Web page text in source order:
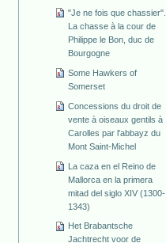
"Je ne fois que chassier".
La chasse à la cour de
Philippe le Bon, duc de
Bourgogne
Some Hawkers of
Somerset
Concessions du droit de
vente à oiseaux gentils à
Carolles par l'abbayz du
Mont Saint-Michel
La caza en el Reino de
Mallorca en la primera
mitad del siglo XIV (1300-
1343)
Het Brabantsche
Jachtrecht voor de